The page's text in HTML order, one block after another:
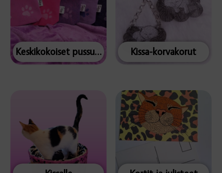
Keskikokoiset pussukat Kissa-korvakorut